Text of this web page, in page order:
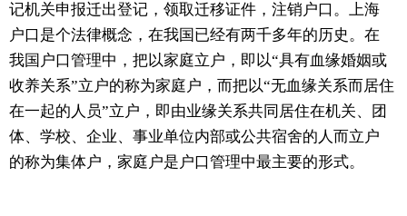
记机关申报迁出登记，领取迁移证件，注销户口。上海
户口是个法律概念，在我国已经有两千多年的历史。在
我国户口管理中，把以家庭立户，即以“具有血缘婚姻或
收养关系”立户的称为家庭户，而把以“无血缘关系而居住
在一起的人员”立户，即由业缘关系共同居住在机关、团
体、学校、企业、事业单位内部或公共宿舍的人而立户
的称为集体户，家庭户是户口管理中最主要的形式。